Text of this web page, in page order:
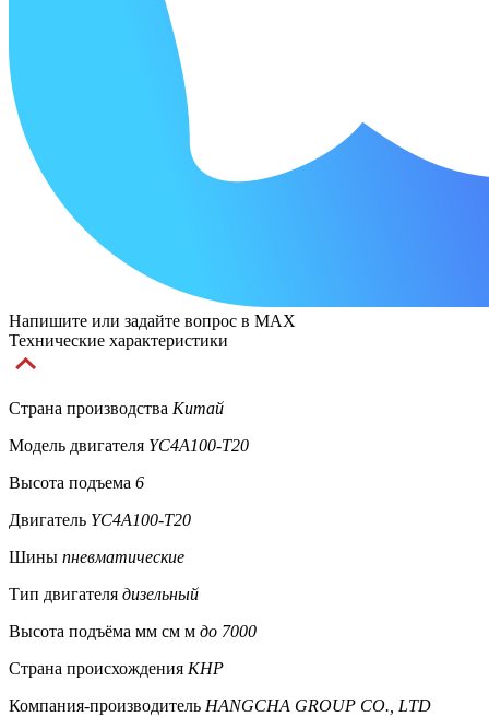
Напишите или задайте вопрос в MAX
Технические характеристики
Страна производства Китай
Модель двигателя YC4A100-T20
Высота подъема 6
Двигатель YC4A100-T20
Шины пневматические
Тип двигателя дизельный
Высота подъёма мм см м до 7000
Страна происхождения КНР
Компания-производитель HANGCHA GROUP CO., LTD